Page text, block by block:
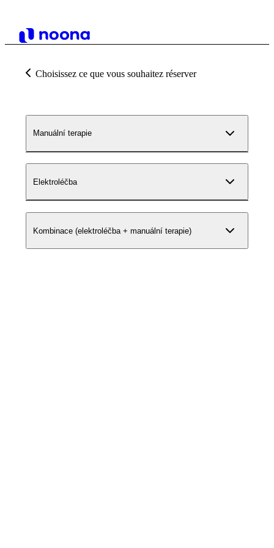
Choisissez ce que vous souhaitez réserver
Manuální terapie
Elektroléčba
Kombinace (elektroléčba + manuální terapie)